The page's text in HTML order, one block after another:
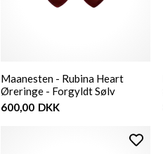
Maanesten - Rubina Heart
Øreringe - Forgyldt Sølv
600,00 DKK